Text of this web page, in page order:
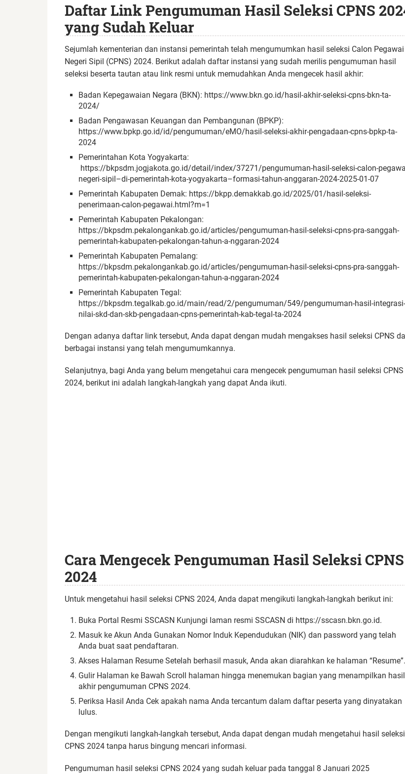
Daftar Link Pengumuman Hasil Seleksi CPNS
yang Sudah Keluar
Sejumlah kementerian dan instansi pemerintah telah mengumumkan hasil seleksi Calon Pegawai
Negeri Sipil (CPNS) 2024. Berikut adalah daftar instansi yang sudah merilis pengumuman hasil
seleksi beserta tautan atau link resmi untuk memudahkan Anda mengecek hasil akhir:
Badan Kepegawaian Negara (BKN): https://www.bkn.go.id/hasil-akhir-seleksi-cpns-bkn-ta-
2024/
Badan Pengawasan Keuangan dan Pembangunan (BPKP):
https://www.bpkp.go.id/id/pengumuman/eMO/hasil-seleksi-akhir-pengadaan-cpns-bpkp-ta-
2024
Pemerintahan Kota Yogyakarta:
https://bkpsdm.jogjakota.go.id/detail/index/37271/pengumuman-hasil-seleksi-calon-
negeri-sipil–di-pemerintah-kota-yogyakarta–formasi-tahun-anggaran-2024-2025-01-07
Pemerintah Kabupaten Demak: https://bkpp.demakkab.go.id/2025/01/hasil-seleksi-
penerimaan-calon-pegawai.html?m=1
Pemerintah Kabupaten Pekalongan:
https://bkpsdm.pekalongankab.go.id/articles/pengumuman-hasil-seleksi-cpns-pra-sanggah-
pemerintah-kabupaten-pekalongan-tahun-a-nggaran-2024
Pemerintah Kabupaten Pemalang:
https://bkpsdm.pekalongankab.go.id/articles/pengumuman-hasil-seleksi-cpns-pra-sanggah-
pemerintah-kabupaten-pekalongan-tahun-a-nggaran-2024
Pemerintah Kabupaten Tegal:
https://bkpsdm.tegalkab.go.id/main/read/2/pengumuman/549/pengumuman-hasil-integrasi-
nilai-skd-dan-skb-pengadaan-cpns-pemerintah-kab-tegal-ta-2024
Dengan adanya daftar link tersebut, Anda dapat dengan mudah mengakses hasil seleksi CPNS
berbagai instansi yang telah mengumumkannya.
Selanjutnya, bagi Anda yang belum mengetahui cara mengecek pengumuman hasil seleksi CPNS
2024, berikut ini adalah langkah-langkah yang dapat Anda ikuti.
Cara Mengecek Pengumuman Hasil Seleksi CPNS
2024
Untuk mengetahui hasil seleksi CPNS 2024, Anda dapat mengikuti langkah-langkah berikut ini:
Buka Portal Resmi SSCASN Kunjungi laman resmi SSCASN di https://sscasn.bkn.go.id.
Masuk ke Akun Anda Gunakan Nomor Induk Kependudukan (NIK) dan password yang telah
Anda buat saat pendaftaran.
Akses Halaman Resume Setelah berhasil masuk, Anda akan diarahkan ke halaman “Resume”.
Gulir Halaman ke Bawah Scroll halaman hingga menemukan bagian yang menampilkan hasil
akhir pengumuman CPNS 2024.
Periksa Hasil Anda Cek apakah nama Anda tercantum dalam daftar peserta yang dinyatakan
lulus.
Dengan mengikuti langkah-langkah tersebut, Anda dapat dengan mudah mengetahui hasil seleksi
CPNS 2024 tanpa harus bingung mencari informasi.
Pengumuman hasil seleksi CPNS 2024 yang sudah keluar pada tanggal 8 Januari 2025